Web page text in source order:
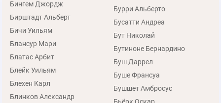
Бингем Джордж
Бирштадт Альберт
Бичи Уильям
Блансур Мари
Блатас Арбит
Блейк Уильям
Блехен Карл
Блинков Александр
Бурри Альберто
Бусатти Андреа
Бут Николай
Бутиноне Бернардино
Буш Даррел
Буше Франсуа
Бушшет Амбросус